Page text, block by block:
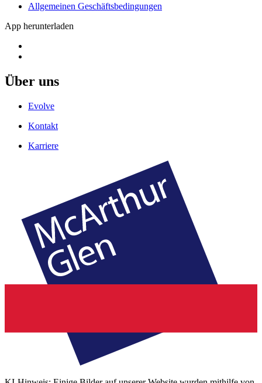
Allgemeinen Geschäftsbedingungen
App herunterladen
Über uns
Evolve
Kontakt
Karriere